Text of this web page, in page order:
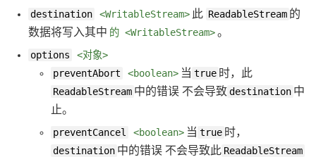
destination <WritableStream> 此 ReadableStream 的
数据将写入其中 的 <WritableStream>。
options
<对象>
preventAbort
<boolean> 当 true 时，此
ReadableStream 中的错误 不会导致destination 中
止。
preventCancel
<boolean> 当 true 时，
destination 中的错误 不会导致此 ReadableStream